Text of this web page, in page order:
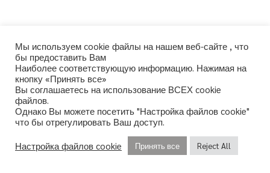
© copyright 2021. All Rights Reserved. Design &
Development byThree Sixty Marketing
Мы используем cookie файлы на нашем веб-сайте , что
бы предоставить Вам
Наиболее соответствующую информацию. Нажимая на
кнопку «Принять все»
Вы соглашаетесь на использование ВСЕХ cookie
файлов.
Однако Вы можете посетить "Настройка файлов cookie"
что бы отрегулировать Ваш доступ.
Настройка файлов cookie Принять все Reject All